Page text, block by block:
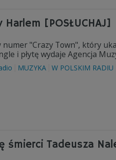
[POSŁUCHAJ]
"Crazy Town", który
i płytę wydaje Agencja
MUZYKA W POLSKIM RADIU
śmierci Tadeusza